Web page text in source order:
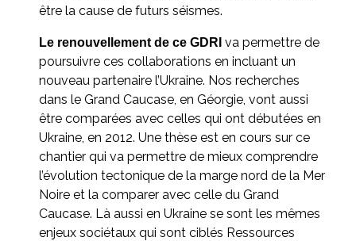
être la cause de futurs séismes.
Le renouvellement de ce GDRI va permettre de
poursuivre ces collaborations en incluant un
nouveau partenaire l’Ukraine. Nos recherches
dans le Grand Caucase, en Géorgie, vont aussi
être comparées avec celles qui ont débutées en
Ukraine, en 2012. Une thèse est en cours sur ce
chantier qui va permettre de mieux comprendre
l’évolution tectonique de la marge nord de la Mer
Noire et la comparer avec celle du Grand
Caucase. Là aussi en Ukraine se sont les mêmes
enjeux sociétaux qui sont ciblés Ressources